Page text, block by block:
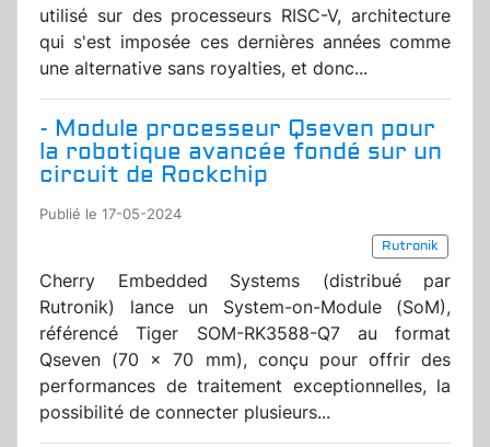
utilisé sur des processeurs RISC-V, architecture
qui s'est imposée ces dernières années comme
une alternative sans royalties, et donc...
- Module processeur Qseven pour
la robotique avancée fondé sur un
circuit de Rockchip
Publié le 17-05-2024
Rutronik
Cherry Embedded Systems (distribué par
Rutronik) lance un System-on-Module (SoM),
référencé Tiger SOM-RK3588-Q7 au format
Qseven (70 x 70 mm), conçu pour offrir des
performances de traitement exceptionnelles, la
possibilité de connecter plusieurs...